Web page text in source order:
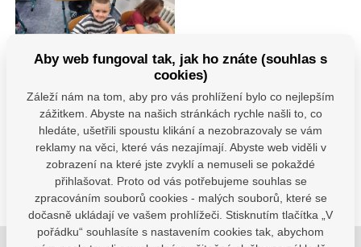
Máte dotazy?
Kontaktujte nás
SDÍLEJTE:
Aby web fungoval tak, jak ho znáte (souhlas s
cookies)
Záleží nám na tom, aby pro vás prohlížení bylo co nejlepším
zážitkem. Abyste na našich stránkách rychle našli to, co
hledáte, ušetřili spoustu klikání a nezobrazovaly se vám
reklamy na věci, které vás nezajímají. Abyste web viděli v
zobrazení na které jste zvyklí a nemuseli se pokaždé
přihlašovat. Proto od vás potřebujeme souhlas se
zpracováním souborů cookies - malých souborů, které se
dočasně ukládají ve vašem prohlížeči. Stisknutím tlačítka „V
pořádku“ souhlasíte s nastavením cookies tak, abychom